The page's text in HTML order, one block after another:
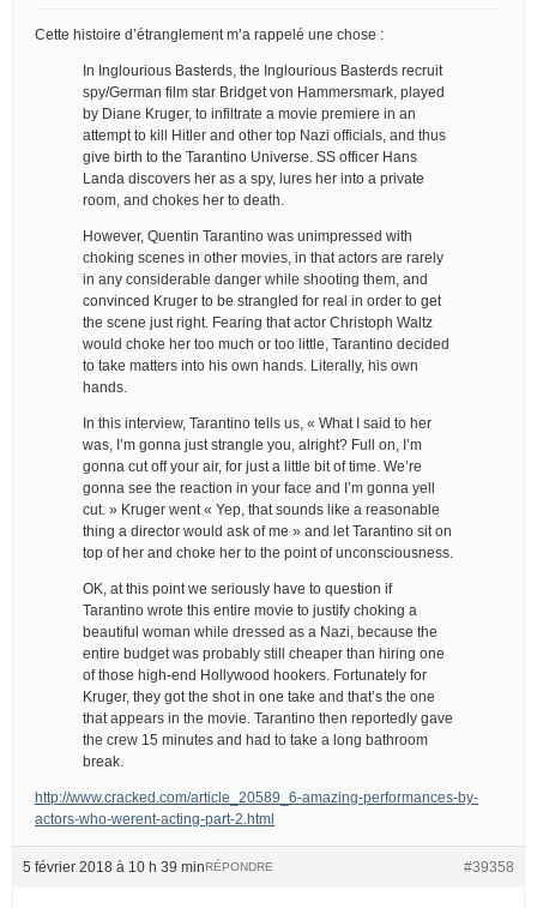
Cette histoire d’étranglement m’a rappelé une chose :
In Inglourious Basterds, the Inglourious Basterds recruit
spy/German film star Bridget von Hammersmark, played
by Diane Kruger, to infiltrate a movie premiere in an
attempt to kill Hitler and other top Nazi officials, and thus
give birth to the Tarantino Universe. SS officer Hans
Landa discovers her as a spy, lures her into a private
room, and chokes her to death.
However, Quentin Tarantino was unimpressed with
choking scenes in other movies, in that actors are rarely
in any considerable danger while shooting them, and
convinced Kruger to be strangled for real in order to get
the scene just right. Fearing that actor Christoph Waltz
would choke her too much or too little, Tarantino decided
to take matters into his own hands. Literally, his own
hands.
In this interview, Tarantino tells us, « What I said to her
was, I’m gonna just strangle you, alright? Full on, I’m
gonna cut off your air, for just a little bit of time. We’re
gonna see the reaction in your face and I’m gonna yell
cut. » Kruger went « Yep, that sounds like a reasonable
thing a director would ask of me » and let Tarantino sit on
top of her and choke her to the point of unconsciousness.
OK, at this point we seriously have to question if
Tarantino wrote this entire movie to justify choking a
beautiful woman while dressed as a Nazi, because the
entire budget was probably still cheaper than hiring one
of those high-end Hollywood hookers. Fortunately for
Kruger, they got the shot in one take and that’s the one
that appears in the movie. Tarantino then reportedly gave
the crew 15 minutes and had to take a long bathroom
break.
http://www.cracked.com/article_20589_6-amazing-performances-by-
actors-who-werent-acting-part-2.html
5 février 2018 à 10 h 39 min #39358
RÉPONDRE